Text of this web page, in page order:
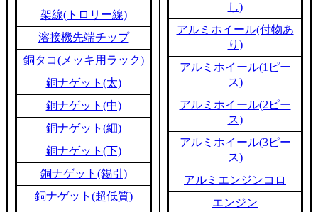
架線(トロリー線)
溶接機先端チップ
銅タコ(メッキ用ラック)
銅ナゲット(太)
銅ナゲット(中)
銅ナゲット(細)
銅ナゲット(下)
銅ナゲット(錫引)
銅ナゲット(超低質)
し)
アルミホイール(付物あ
り)
アルミホイール(1ピー
ス)
アルミホイール(2ピー
ス)
アルミホイール(3ピー
ス)
アルミエンジンコロ
エンジン